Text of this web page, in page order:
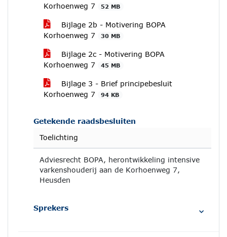
Korhoenweg 7
52 MB
Bijlage 2b - Motivering BOPA
Korhoenweg 7
30 MB
Bijlage 2c - Motivering BOPA
Korhoenweg 7
45 MB
Bijlage 3 - Brief principebesluit
Korhoenweg 7
94 KB
Getekende raadsbesluiten
Toelichting
Adviesrecht BOPA, herontwikkeling intensive
varkenshouderij aan de Korhoenweg 7,
Heusden
Sprekers